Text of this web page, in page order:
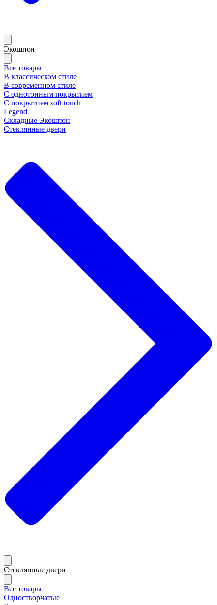
Экошпон
Все товары
В классическом стиле
В современном стиле
С однотонным покрытием
С покрытием soft-touch
Legend
Складные Экошпон
Стеклянные двери
Стеклянные двери
Все товары
Одностворчатые